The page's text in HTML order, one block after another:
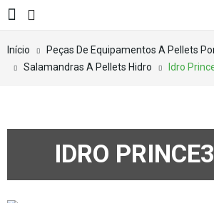
Início Peças De Equipamentos A Pellets
Salamandras A Pellets Hidro
Idro
IDRO